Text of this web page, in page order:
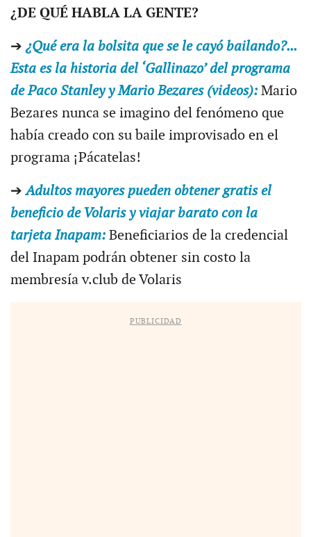
¿DE QUÉ HABLA LA GENTE?
➔¿Qué era la bolsita que se le cayó bailando?...
Esta es la historia del ‘Gallinazo’ del programa
de Paco Stanley y Mario Bezares (videos):Mario
Bezares nunca se imagino del fenómeno que
había creado con su baile improvisado en el
programa ¡Pácatelas!
➔Adultos mayores pueden obtener gratis el
beneficio de Volaris y viajar barato con la
tarjeta Inapam:Beneficiarios de la credencial
del Inapam podrán obtener sin costo la
membresía v.club de Volaris
PUBLICIDAD